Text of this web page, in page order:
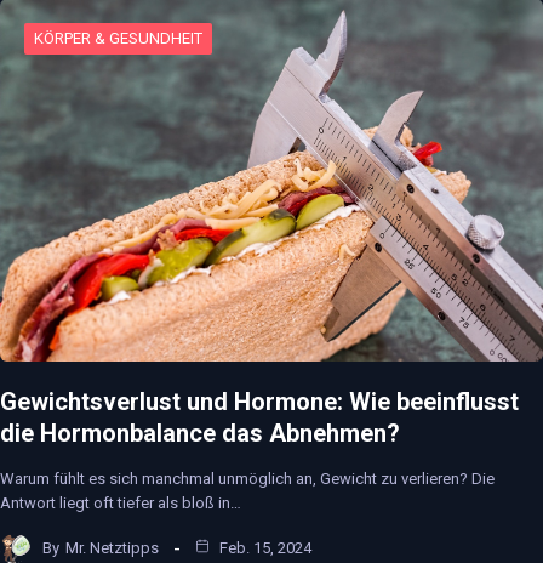
KÖRPER & GESUNDHEIT
Gewichtsverlust und Hormone: Wie beeinflusst
die Hormonbalance das Abnehmen?
Warum fühlt es sich manchmal unmöglich an, Gewicht zu verlieren? Die
Antwort liegt oft tiefer als bloß in…
By Mr. Netztipps Feb. 15, 2024